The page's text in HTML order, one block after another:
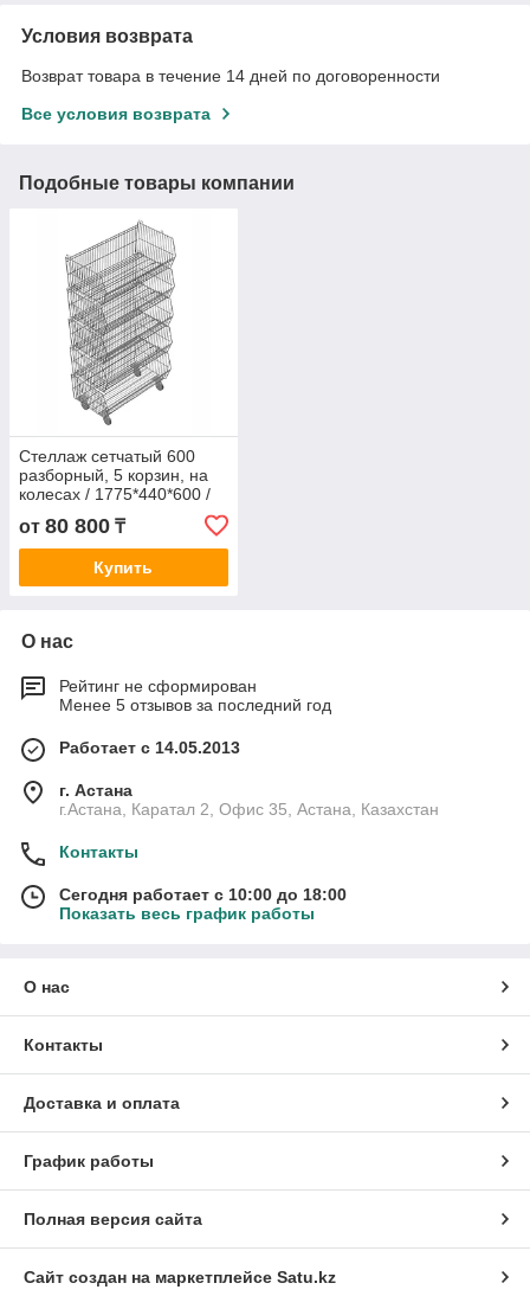
Условия возврата
Возврат товара в течение 14 дней по договоренности
Все условия возврата
Подобные товары компании
Стеллаж сетчатый 600
разборный, 5 корзин, на
колесах / 1775*440*600 /
31 / 0.36- 1775*440*600-
31- 0.36
от 80 800 ₸
Купить
О нас
Рейтинг не сформирован
Менее 5 отзывов за последний год
Работает с 14.05.2013
г. Астана
г.Астана, Каратал 2, Офис 35, Астана, Казахстан
Контакты
Сегодня работает с 10:00 до 18:00
Показать весь график работы
О нас
Контакты
Доставка и оплата
График работы
Полная версия сайта
Сайт создан на маркетплейсе Satu.kz